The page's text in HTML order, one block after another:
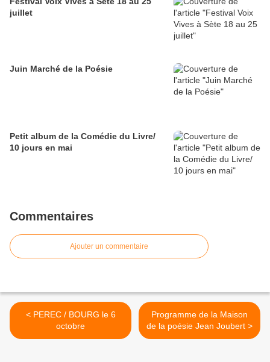
juillet
Juin Marché de la Poésie
Petit album de la Comédie du Livre/
10 jours en mai
Commentaires
Ajouter un commentaire
< PEREC / BOURG le 6
octobre
Programme de la Maison
de la poésie Jean Joubert >